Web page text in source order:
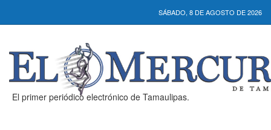
SÁBADO, 8 DE AGOSTO DE 2026
El primer periódico electrónico de Tamaulipas.